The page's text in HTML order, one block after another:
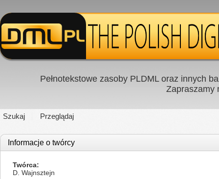
Pełnotekstowe zasoby PLDML oraz innych
Zapraszamy
Szukaj Przeglądaj
Informacje o twórcy
Twórca
D. Wajnsztejn